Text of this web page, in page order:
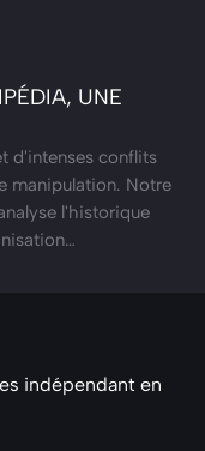
UNE
d'intenses conflits
manipulation. Notre
l'historique
indépendant en